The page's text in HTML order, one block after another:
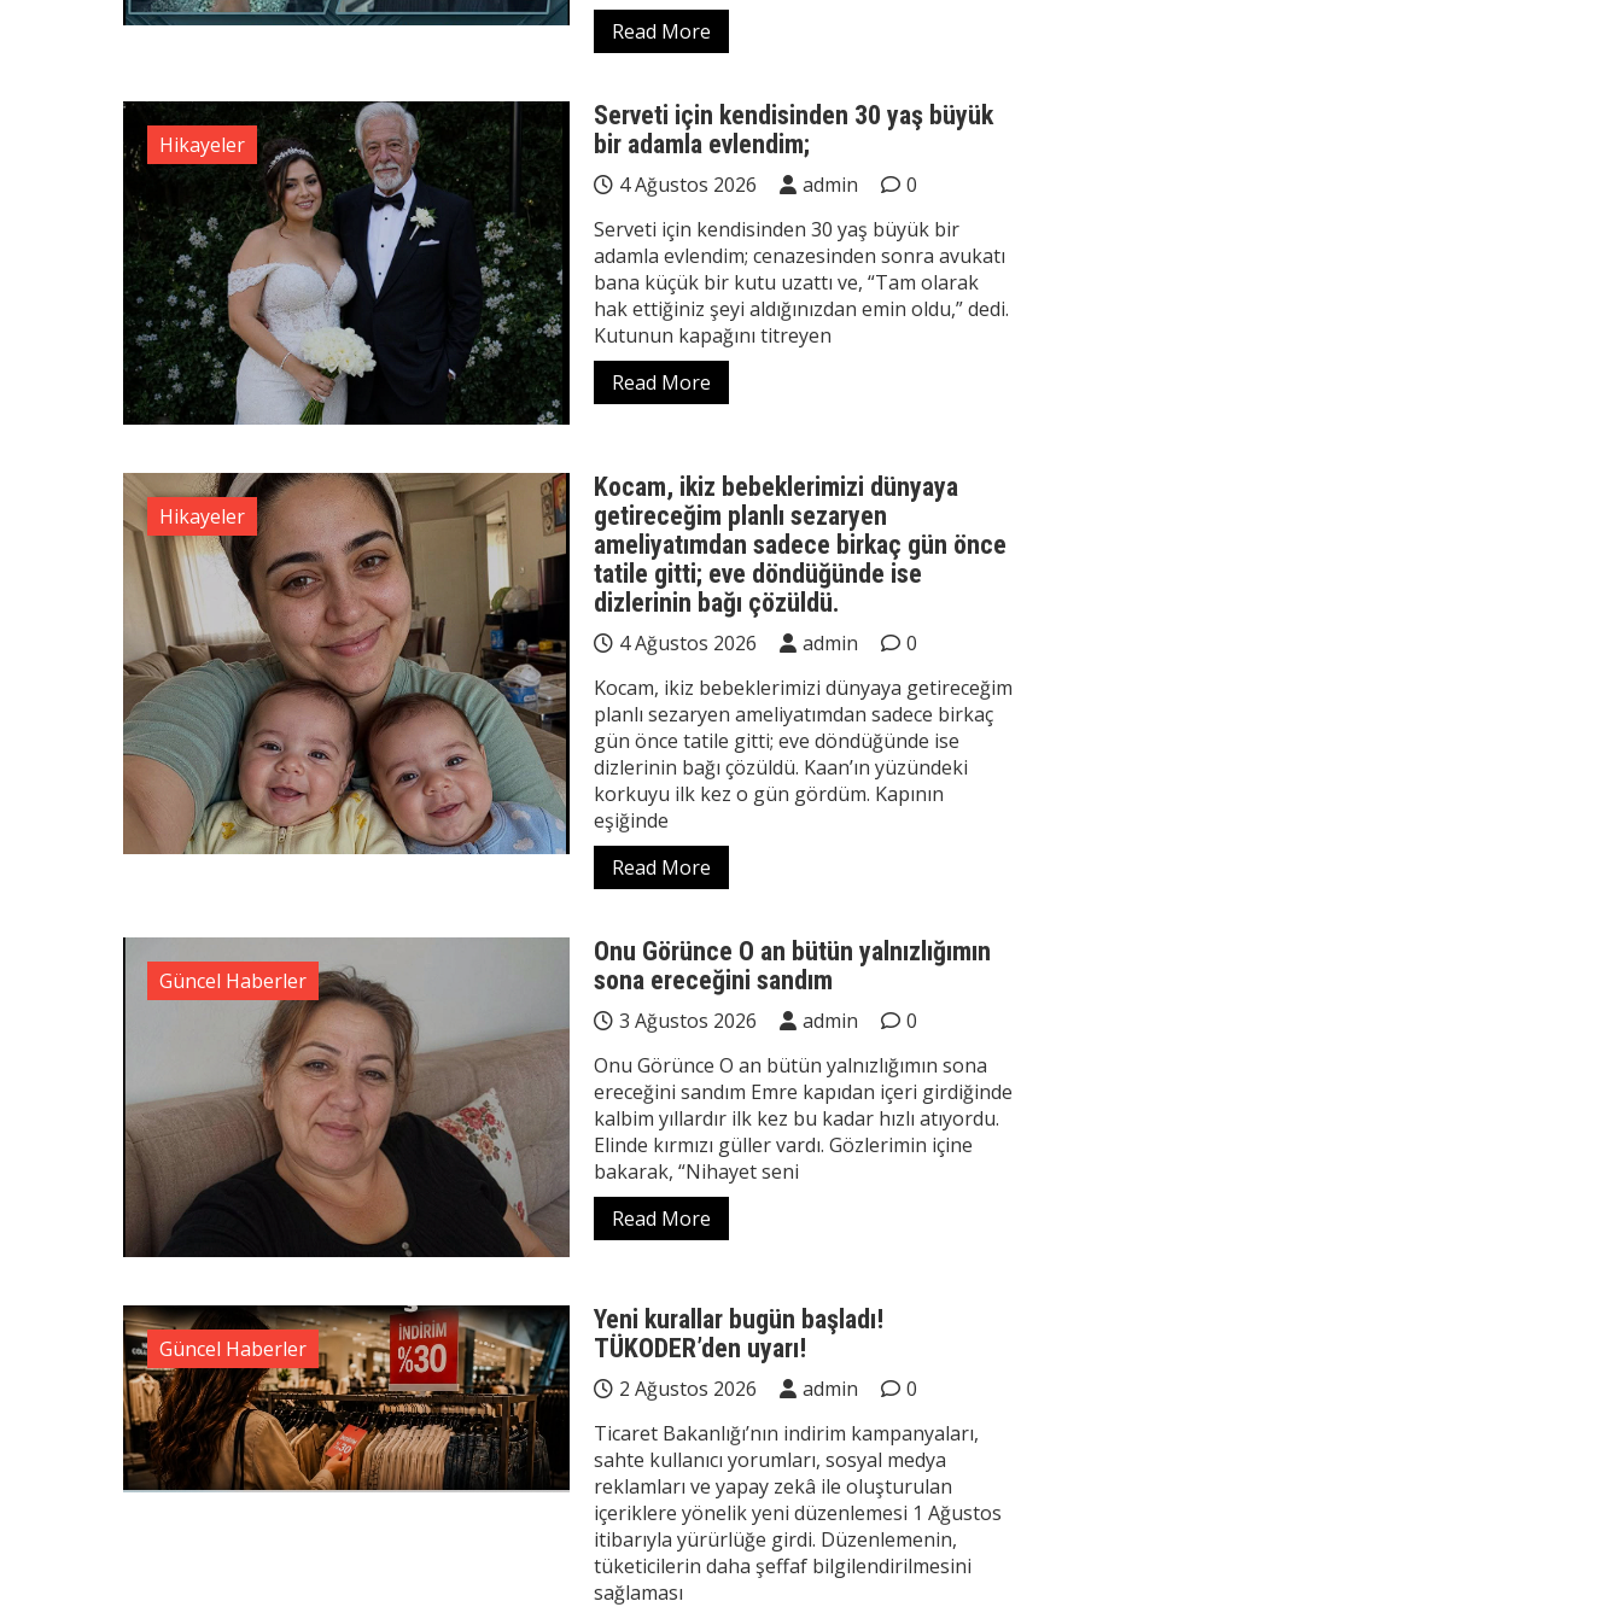
Read More
Hikayeler
Serveti için kendisinden 30 yaş büyük
bir adamla evlendim;
4 Ağustos 2026 admin
0
Serveti için kendisinden 30 yaş büyük bir
adamla evlendim; cenazesinden sonra avukatı
bana küçük bir kutu uzattı ve, “Tam olarak
hak ettiğiniz şeyi aldığınızdan emin oldu,” dedi.
Kutunun kapağını titreyen
Read More
Hikayeler
Kocam, ikiz bebeklerimizi dünyaya
getireceğim planlı sezaryen
ameliyatımdan sadece birkaç gün önce
tatile gitti; eve döndüğünde ise
dizlerinin bağı çözüldü.
4 Ağustos 2026 admin
0
Kocam, ikiz bebeklerimizi dünyaya getireceğim
planlı sezaryen ameliyatımdan sadece birkaç
gün önce tatile gitti; eve döndüğünde ise
dizlerinin bağı çözüldü. Kaan’ın yüzündeki
korkuyu ilk kez o gün gördüm. Kapının
eşiğinde
Read More
Güncel Haberler
Onu Görünce O an bütün yalnızlığımın
sona ereceğini sandım
3 Ağustos 2026 admin
0
Onu Görünce O an bütün yalnızlığımın sona
ereceğini sandım Emre kapıdan içeri girdiğinde
kalbim yıllardır ilk kez bu kadar hızlı atıyordu.
Elinde kırmızı güller vardı. Gözlerimin içine
bakarak, “Nihayet seni
Read More
Güncel Haberler
Yeni kurallar bugün başladı!
TÜKODER’den uyarı!
2 Ağustos 2026 admin
0
Ticaret Bakanlığı’nın indirim kampanyaları,
sahte kullanıcı yorumları, sosyal medya
reklamları ve yapay zekâ ile oluşturulan
içeriklere yönelik yeni düzenlemesi 1 Ağustos
itibarıyla yürürlüğe girdi. Düzenlemenin,
tüketicilerin daha şeffaf bilgilendirilmesini
sağlaması